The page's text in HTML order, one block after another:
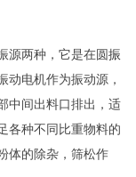
源两种，它是在圆振
动电机作为振动源，
中间出料口排出，适
各种不同比重物料的
体的除杂，筛松作